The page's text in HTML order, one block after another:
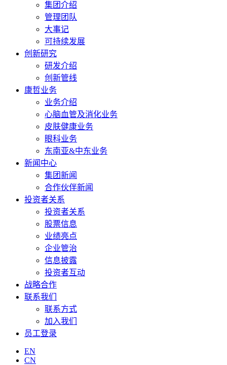
集团介绍
管理团队
大事记
可持续发展
创新研究
研发介绍
创新管线
康哲业务
业务介绍
心脑血管及消化业务
皮肤健康业务
眼科业务
东南亚&中东业务
新闻中心
集团新闻
合作伙伴新闻
投资者关系
投资者关系
股票信息
业绩亮点
企业管治
信息披露
投资者互动
战略合作
联系我们
联系方式
加入我们
员工登录
EN
CN